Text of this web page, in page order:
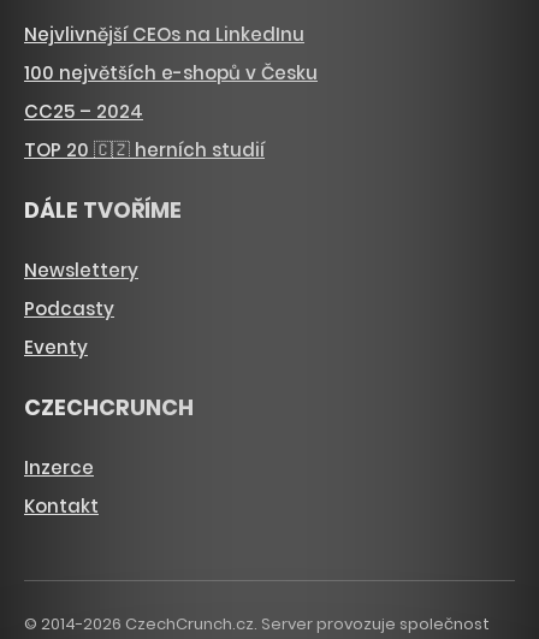
Nejvlivnější CEOs na LinkedInu
100 největších e-shopů v Česku
CC25 – 2024
TOP 20 🇨🇿 herních studií
DÁLE TVOŘÍME
Newslettery
Podcasty
Eventy
CZECHCRUNCH
Inzerce
Kontakt
© 2014-2026 CzechCrunch.cz. Server provozuje společnost